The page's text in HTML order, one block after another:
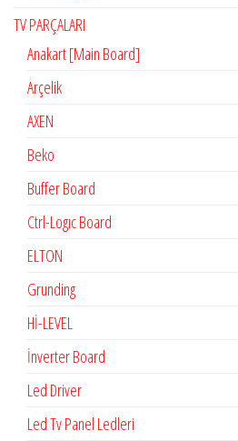
TV PARÇALARI
Anakart [Main Board]
Arçelik
AXEN
Beko
Buffer Board
Ctrl-Logıc Board
ELTON
Grunding
Hİ-LEVEL
İnverter Board
Led Driver
Led Tv Panel Ledleri